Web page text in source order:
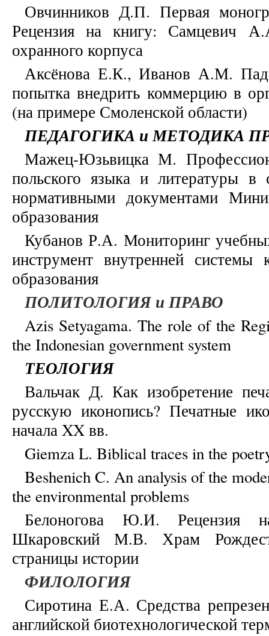
Овчинников Д.П. Первая
Рецензия на книгу: Самцевич
охранного корпуса
Аксёнова Е.К., Иванов А.М.
попытка внедрить коммерцию в
(на примере Смоленской области)
ПЕДАГОГИКА и МЕТОДИКА
Мажец-Юзьвицка М.
польского языка и литературы в
нормативными документами
образования
Кубанов Р.А. Мониторинг
инструмент внутренней системы
образования
ПОЛИТОЛОГИЯ и ПРАВО
Azis Setyagama. The role of the
the Indonesian government system
ТЕОЛОГИЯ
Вальчак Д. Как изобретение
русскую иконопись? Печатные
начала XX вв.
Giemza L. Biblical traces in the
Beshenich C. An analysis of the
the environmental problems
Белоногова Ю.И. Рецензия
Шкаровский М.В. Храм
страницы истории
ФИЛОЛОГИЯ
Сиротина Е.А. Средства
английской биотехнологической